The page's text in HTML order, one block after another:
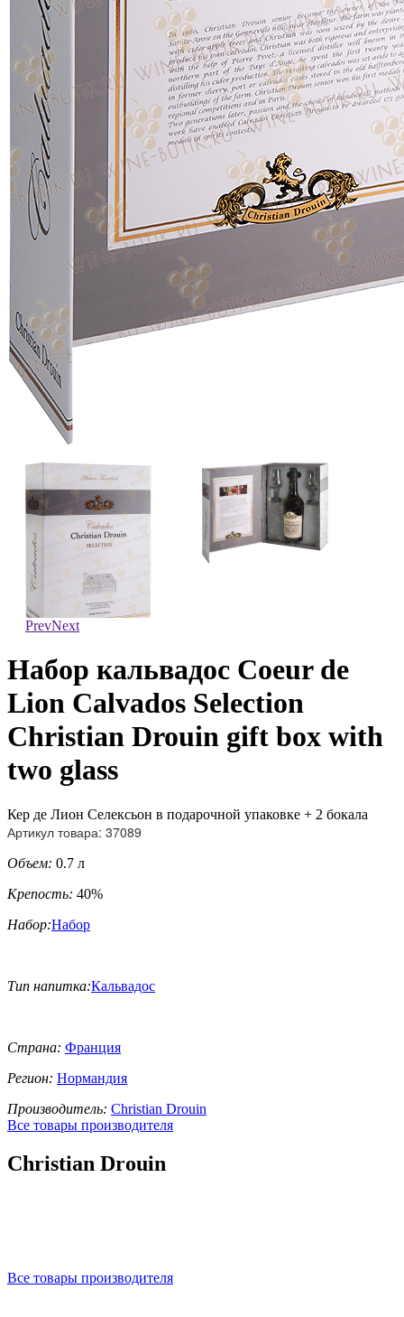
PrevNext
Набор кальвадос Coeur de
Lion Calvados Selection
Christian Drouin gift box with
two glass
Кер де Лион Селексьон в подарочной упаковке + 2 бокала
Артикул товара: 37089
Объем: 0.7 л
Крепость: 40%
Набор:Набор
Тип напитка:Кальвадос
Страна: Франция
Регион: Нормандия
Производитель: Christian Drouin
Все товары производителя
Christian Drouin
Все товары производителя